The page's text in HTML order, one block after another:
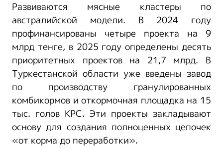
Развиваются мясные кластеры по
австралийской модели. В 2024 году
профинансированы четыре проекта на 9
млрд тенге, в 2025 году определены десять
приоритетных проектов на 21,7 млрд. В
Туркестанской области уже введены завод
по производству гранулированных
комбикормов и откормочная площадка на 15
тыс. голов КРС. Эти проекты закладывают
основу для создания полноценных цепочек
«от корма до переработки».